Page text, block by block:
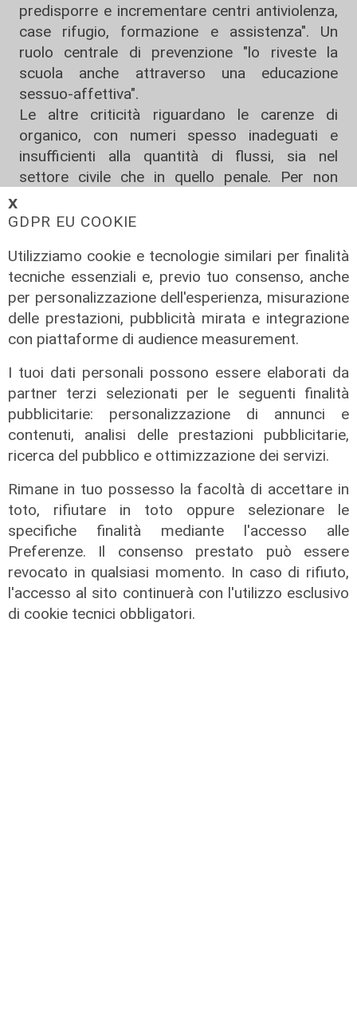
𝗫
GDPR EU COOKIE
Utilizziamo cookie e tecnologie similari per finalità
tecniche essenziali e, previo tuo consenso, anche
per personalizzazione dell'esperienza, misurazione
delle prestazioni, pubblicità mirata e integrazione
con piattaforme di audience measurement.
I tuoi dati personali possono essere elaborati da
partner terzi selezionati per le seguenti finalità
pubblicitarie: personalizzazione di annunci e
contenuti, analisi delle prestazioni pubblicitarie,
ricerca del pubblico e ottimizzazione dei servizi.
Rimane in tuo possesso la facoltà di accettare in
toto, rifiutare in toto oppure selezionare le
specifiche finalità mediante l'accesso alle
Preferenze. Il consenso prestato può essere
revocato in qualsiasi momento. In caso di rifiuto,
l'accesso al sito continuerà con l'utilizzo esclusivo
di cookie tecnici obbligatori.
predisporre e incrementare centri antiviolenza,
case rifugio, formazione e assistenza". Un
ruolo centrale di prevenzione "lo riveste la
scuola anche attraverso una educazione
sessuo-affettiva".
Le altre criticità riguardano le carenze di
organico, con numeri spesso inadeguati e
insufficienti alla quantità di flussi, sia nel
settore civile che in quello penale. Per non
Ci sono 1598 detenuti a fronte di una capienza
Infine, l'uso dell'intelligenza artificiale è "un
prezioso ausilio quale supporto tecnologico
che necessita però di un uso improntato a
trasparenza e controllo, discernimento e
prudenza - ha detto Vidali -. Il mondo giuridico
non potrà chiudersi aprioristicamente
all'avvento dell'IA, ma deve serbarne una
prospettiva teleologica che comprenda
l'imprescindibile interazione umana. Non
dimentichiamo poi che l'uso ricorrente
all'intelligenza artificiale può portare alla
compromissione del principio di indipendenza
del giudice - ha concluso -, valore
costituzionale sul quale non potrà mai prevale
qualsiasi determinismo tecnologico".
Per restare sempre aggiornati
sulle principali
notizie sulla Liguria seguiteci sul canale
Whatsapp,